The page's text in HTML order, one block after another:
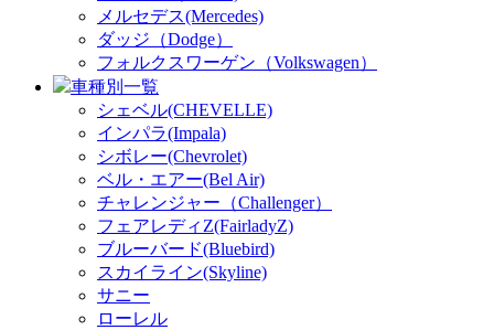
メルセデス(Mercedes)
ダッジ（Dodge）
フォルクスワーゲン（Volkswagen）
車種別一覧
シェベル(CHEVELLE)
インパラ(Impala)
シボレー(Chevrolet)
ベル・エアー(Bel Air)
チャレンジャー（Challenger）
フェアレディZ(FairladyZ)
ブルーバード(Bluebird)
スカイライン(Skyline)
サニー
ローレル